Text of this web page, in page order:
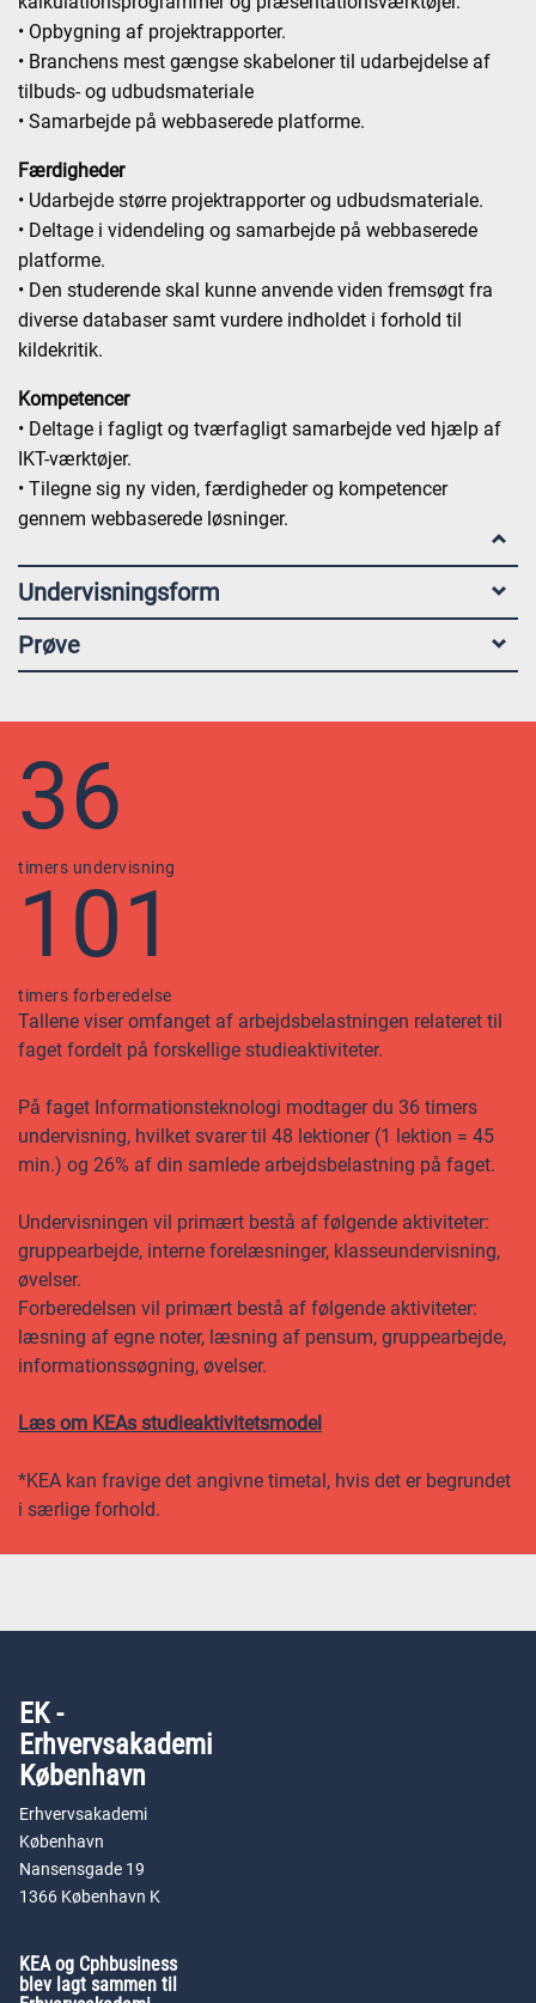
• Opbygning af projektrapporter.
• Branchens mest gængse skabeloner til udarbejdelse af
tilbuds- og udbudsmateriale
• Samarbejde på webbaserede platforme.
Færdigheder
• Udarbejde større projektrapporter og udbudsmateriale.
• Deltage i videndeling og samarbejde på webbaserede
platforme.
• Den studerende skal kunne anvende viden fremsøgt fra
diverse databaser samt vurdere indholdet i forhold til
kildekritik.
Kompetencer
• Deltage i fagligt og tværfagligt samarbejde ved hjælp af
IKT-værktøjer.
• Tilegne sig ny viden, færdigheder og kompetencer
gennem webbaserede løsninger.
Undervisningsform
Prøve
36
timers undervisning
101
timers forberedelse
Tallene viser omfanget af arbejdsbelastningen relateret til
faget fordelt på forskellige studieaktiviteter.
På faget Informationsteknologi modtager du 36 timers
undervisning, hvilket svarer til 48 lektioner (1 lektion = 45
min.) og 26% af din samlede arbejdsbelastning på faget.
Undervisningen vil primært bestå af følgende aktiviteter:
gruppearbejde, interne forelæsninger, klasseundervisning,
øvelser.
Forberedelsen vil primært bestå af følgende aktiviteter:
læsning af egne noter, læsning af pensum, gruppearbejde,
informationssøgning, øvelser.
Læs om KEAs studieaktivitetsmodel
*KEA kan fravige det angivne timetal, hvis det er begrundet
i særlige forhold.
EK -
Erhvervsakademi
København
Erhvervsakademi
København
Nansensgade 19
1366 København K
KEA og Cphbusiness
blev lagt sammen til